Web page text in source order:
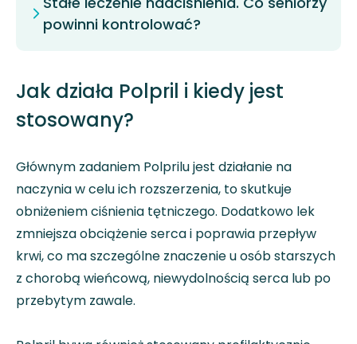
powinni kontrolować?
Jak działa Polpril i kiedy jest
stosowany?
Głównym zadaniem Polprilu jest działanie na
naczynia w celu ich rozszerzenia, to skutkuje
obniżeniem ciśnienia tętniczego. Dodatkowo lek
zmniejsza obciążenie serca i poprawia przepływ
krwi, co ma szczególne znaczenie u osób starszych
z chorobą wieńcową, niewydolnością serca lub po
przebytym zawale.